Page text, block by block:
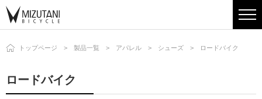
トップページ 製品一覧 アパレル シューズ ロードバイク
ロードバイク